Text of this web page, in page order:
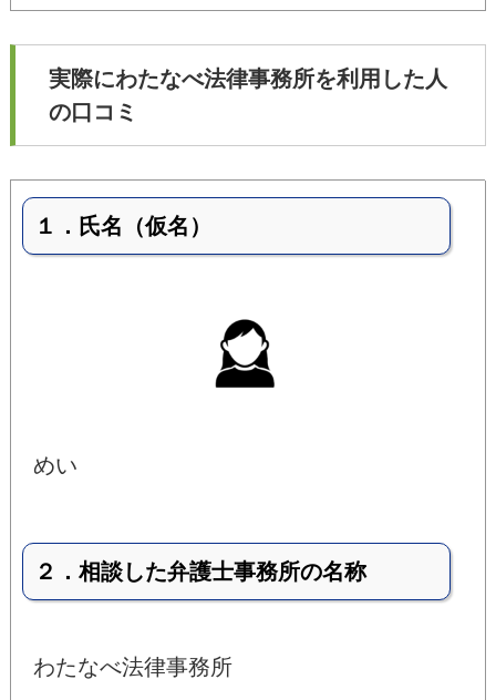
実際にわたなべ法律事務所を利用した人
の口コミ
１．氏名（仮名）
めい
２．相談した弁護士事務所の名称
わたなべ法律事務所